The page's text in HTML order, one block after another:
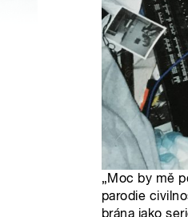
„Moc by mě
parodie
brána jako